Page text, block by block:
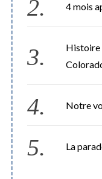
4 mois
Histoire
Notre
La